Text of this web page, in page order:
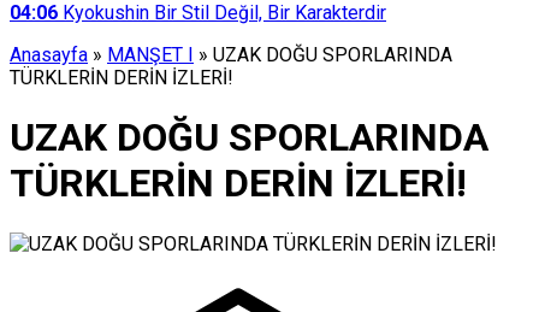
04:06 Kyokushin Bir Stil Değil, Bir Karakterdir
Anasayfa » MANŞET I » UZAK DOĞU SPORLARINDA
TÜRKLERİN DERİN İZLERİ!
UZAK DOĞU SPORLARINDA
TÜRKLERİN DERİN İZLERİ!